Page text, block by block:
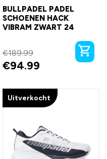
BULLPADEL PADEL
SCHOENEN HACK
VIBRAM ZWART 24
€189.99
€94.99
Uitverkocht